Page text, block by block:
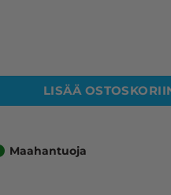
LISÄÄ
Maahantuoja